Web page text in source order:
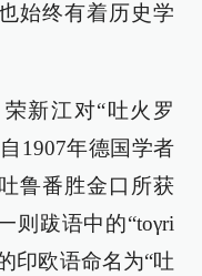
始终有着历史学
新江对“吐火罗
1907年德国学者
鲁番胜金口所获
则跋语中的“toγri
印欧语命名为“吐